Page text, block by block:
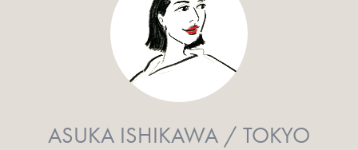
ASUKA ISHIKAWA / TOKYO